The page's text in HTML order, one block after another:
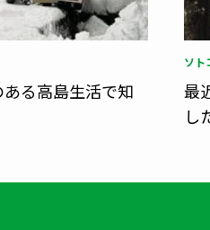
る高島生活で知
ソト
最
し